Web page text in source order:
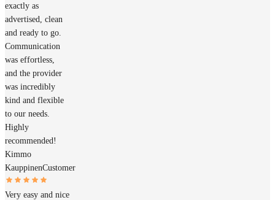
exactly as
advertised, clean
and ready to go.
Communication
was effortless,
and the provider
was incredibly
kind and flexible
to our needs.
Highly
recommended!
Kimmo
KauppinenCustomer
Very easy and nice